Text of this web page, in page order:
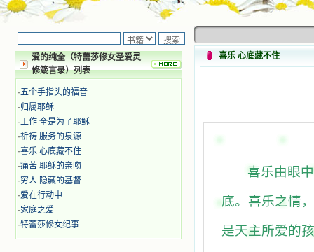
爱的纯全（特蕾莎修女圣爱灵
修箴言录）列表
·五个手指头的福音
·归属耶稣
·工作 全是为了耶稣
·祈祷 服务的泉源
·喜乐 心底藏不住
·痛苦 耶稣的亲吻
·穷人 隐藏的基督
·爱在行动中
·家庭之爱
·特蕾莎修女纪事
喜乐 心底藏不住
喜乐由眼
底。喜乐之情
是天主所爱的